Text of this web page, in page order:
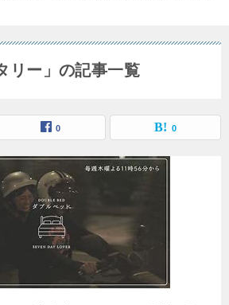
リー」の記事一覧
0 0